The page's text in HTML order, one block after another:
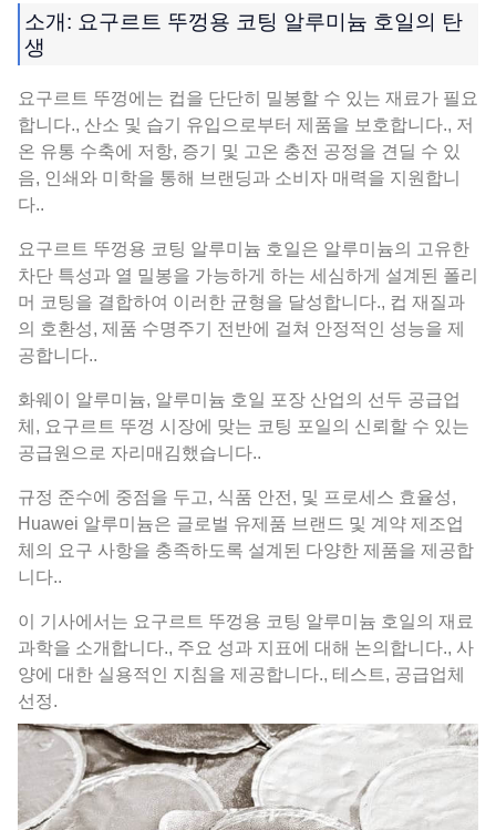
소개: 요구르트 뚜껑용 코팅 알루미늄 호일의 탄
생
요구르트 뚜껑에는 컵을 단단히 밀봉할 수 있는 재료가 필요
합니다., 산소 및 습기 유입으로부터 제품을 보호합니다., 저
온 유통 수축에 저항, 증기 및 고온 충전 공정을 견딜 수 있
음, 인쇄와 미학을 통해 브랜딩과 소비자 매력을 지원합니
다..
요구르트 뚜껑용 코팅 알루미늄 호일은 알루미늄의 고유한
차단 특성과 열 밀봉을 가능하게 하는 세심하게 설계된 폴리
머 코팅을 결합하여 이러한 균형을 달성합니다., 컵 재질과
의 호환성, 제품 수명주기 전반에 걸쳐 안정적인 성능을 제
공합니다..
화웨이 알루미늄, 알루미늄 호일 포장 산업의 선두 공급업
체, 요구르트 뚜껑 시장에 맞는 코팅 포일의 신뢰할 수 있는
공급원으로 자리매김했습니다..
규정 준수에 중점을 두고, 식품 안전, 및 프로세스 효율성,
Huawei 알루미늄은 글로벌 유제품 브랜드 및 계약 제조업
체의 요구 사항을 충족하도록 설계된 다양한 제품을 제공합
니다..
이 기사에서는 요구르트 뚜껑용 코팅 알루미늄 호일의 재료
과학을 소개합니다., 주요 성과 지표에 대해 논의합니다., 사
양에 대한 실용적인 지침을 제공합니다., 테스트, 공급업체
선정.